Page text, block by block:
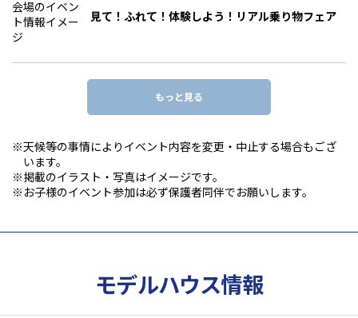
見て！ふれて！体験しよう！リアル乗り物フェア
もっと見る
※天候等の事情によりイベント内容を変更・中止する場合もござ
います。
※掲載のイラスト・写真はイメージです。
※お子様のイベント参加は必ず保護者同伴でお願いします。
モデルハウス情報